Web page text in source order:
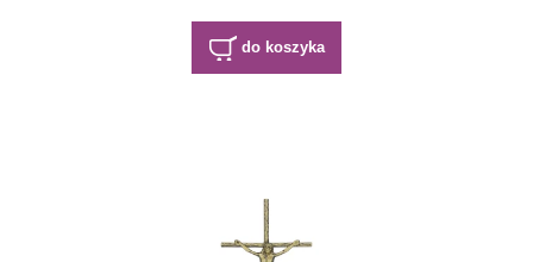
do koszyka